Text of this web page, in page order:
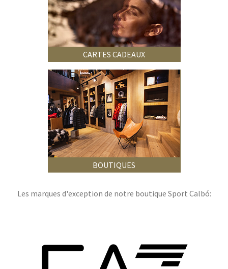
CARTES CADEAUX
BOUTIQUES
Les marques d'exception de notre boutique Sport Calbó: